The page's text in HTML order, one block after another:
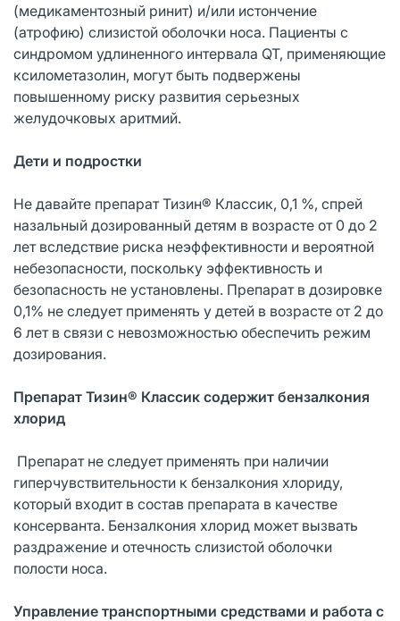
(медикаментозный ринит) и/или истончение
(атрофию) слизистой оболочки носа. Пациенты с
синдромом удлиненного интервала QT, применяющие
ксилометазолин, могут быть подвержены
повышенному риску развития серьезных
желудочковых аритмий.
Дети и подростки
Не давайте препарат Тизин® Классик, 0,1 %, спрей
назальный дозированный детям в возрасте от 0 до 2
лет вследствие риска неэффективности и вероятной
небезопасности, поскольку эффективность и
безопасность не установлены. Препарат в дозировке
0,1% не следует применять у детей в возрасте от 2 до
6 лет в связи с невозможностью обеспечить режим
дозирования.
Препарат Тизин® Классик содержит бензалкония
хлорид
Препарат не следует применять при наличии
гиперчувствительности к бензалкония хлориду,
который входит в состав препарата в качестве
консерванта. Бензалкония хлорид может вызвать
раздражение и отечность слизистой оболочки
полости носа.
Управление транспортными средствами и работа с